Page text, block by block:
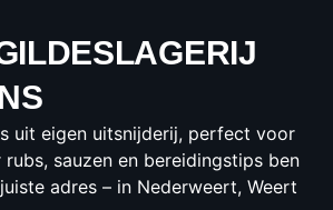
uit eigen uitsnijderij, perfect voor
rubs, sauzen en bereidingstips ben
adres – in Nederweert, Weert